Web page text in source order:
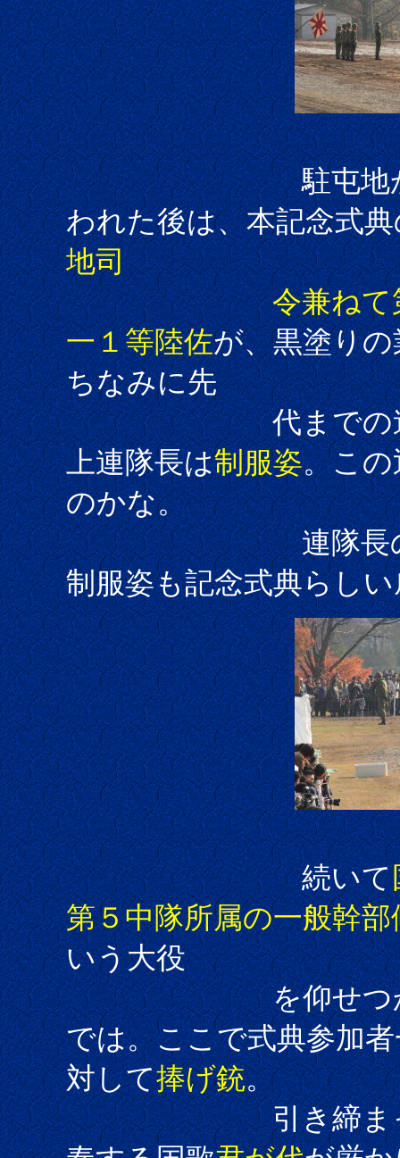
駐屯地か
われた後は、本記念式
地司
令兼ねて第７
一１等陸佐が、黒塗り
ちなみに先
代までの連隊長
上連隊長は制服姿。この
のかな。
連隊長の戦闘服
制服姿も記念式典らし
続いて
第５中隊所属の一般幹
いう大役
を仰せつかり、
では。ここで式典参加
対して捧げ銃。
引き締まった空